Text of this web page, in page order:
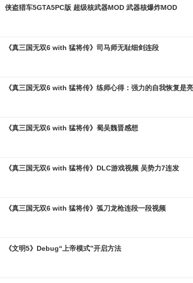
侠盗猎车5GTA5PC版 超级核武器MOD 武器核爆炸MOD
《真三国无双6 with 猛将传》司马师无耻细剑连段
《真三国无双6 with 猛将传》练师心得：强力的自我恢复是
《真三国无双6 with 猛将传》蜀吴魏晋感想
《真三国无双6 with 猛将传》DLC游戏视频 吴势力7连发
《真三国无双6 with 猛将传》弧刀龙枪连段一段视频
《文明5》Debug“上帝模式”开启方法